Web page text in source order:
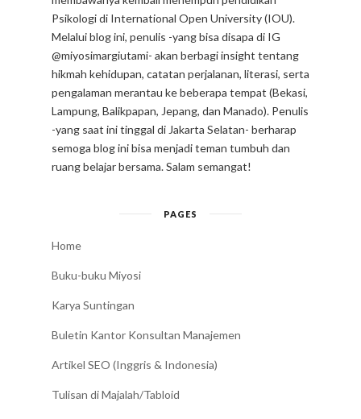
Psikologi di International Open University (IOU).
Melalui blog ini, penulis -yang bisa disapa di IG
@miyosimargiutami- akan berbagi insight tentang
hikmah kehidupan, catatan perjalanan, literasi, serta
pengalaman merantau ke beberapa tempat (Bekasi,
Lampung, Balikpapan, Jepang, dan Manado). Penulis
-yang saat ini tinggal di Jakarta Selatan- berharap
semoga blog ini bisa menjadi teman tumbuh dan
ruang belajar bersama. Salam semangat!
PAGES
Home
Buku-buku Miyosi
Karya Suntingan
Buletin Kantor Konsultan Manajemen
Artikel SEO (Inggris & Indonesia)
Tulisan di Majalah/Tabloid